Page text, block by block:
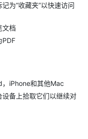
为“收藏夹”以快速访问
文档
PDF
iPhone和其他Mac
备上拾取它们以继续对